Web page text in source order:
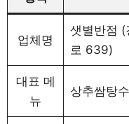
업체명
샛별반점 (
로 639)
대표 메
뉴
상추쌈탕